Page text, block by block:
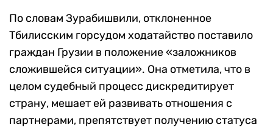
По словам Зурабишвили, отклоненное
Тбилисским горсудом ходатайство поставило
граждан Грузии в положение «заложников
сложившейся ситуации». Она отметила, что в
целом судебный процесс дискредитирует
страну, мешает ей развивать отношения с
партнерами, препятствует получению статуса